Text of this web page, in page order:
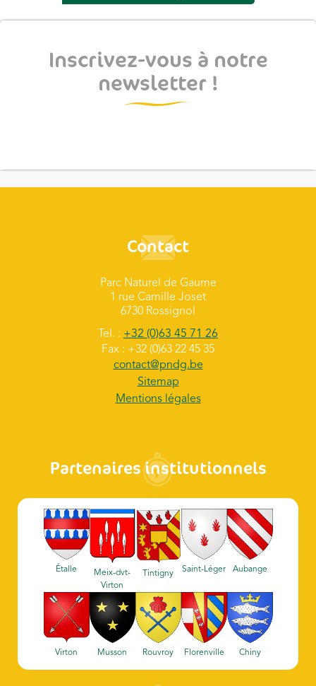
Inscrivez-vous à notre
newsletter !
Contact
Parc Naturel de Gaume
1 rue Camille Joset
6730 Rossignol
Tel. : +32 (0)63 45 71 26
Fax : +32 (0)63 22 45 35
contact@pndg.be
Sitemap
Mentions légales
Partenaires institutionnels
Étalle
Meix-dvt-
Virton
Tintigny Saint-Léger Aubange
Virton Musson Rouvroy Florenville Chiny